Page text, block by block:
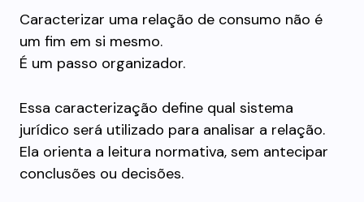
Caracterizar uma relação de consumo não é
um fim em si mesmo.
É um passo organizador.
Essa caracterização define qual sistema
jurídico será utilizado para analisar a relação.
Ela orienta a leitura normativa, sem antecipar
conclusões ou decisões.